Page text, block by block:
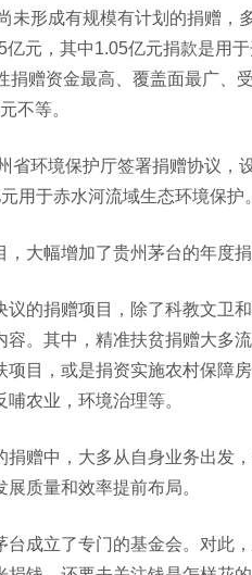
未形成有规模有计划的捐赠
元，其中1.05亿元捐款是用
捐赠资金最高、覆盖面最广、
不等。
省环境保护厅签署捐赠协议，
用于赤水河流域生态环境保护。
大幅增加了贵州茅台的年度
议的捐赠项目，除了科教文卫
容。其中，精准扶贫捐赠大多
项目，或是捐资实施农村保障
农业，环境治理等。
捐赠中，大多从自身业务出发
质量和效率提前布局。
成立了专门的基金会。对此